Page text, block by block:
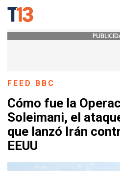
FEED BBC
Cómo fue la
Soleimani, el
que lanzó Irán
EEUU